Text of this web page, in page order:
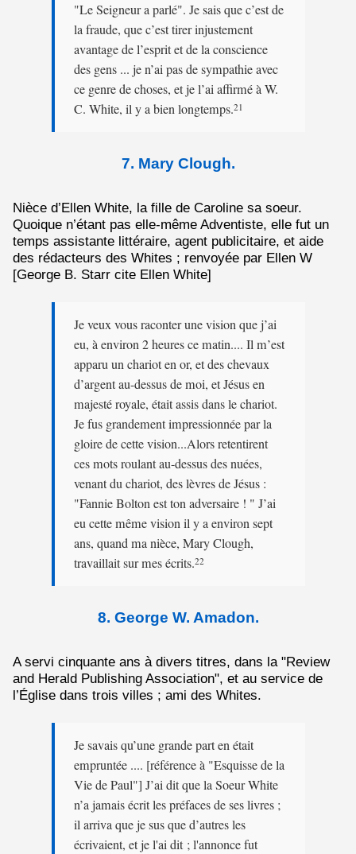
"Le Seigneur a parlé". Je sais que c’est de
la fraude, que c’est tirer injustement
avantage de l’esprit et de la conscience
des gens ... je n’ai pas de sympathie avec
ce genre de choses, et je l’ai affirmé à W.
C. White, il y a bien longtemps.21
7. Mary Clough.
Nièce d’Ellen White, la fille de Caroline sa soeur.
Quoique n’étant pas elle-même Adventiste, elle fut un
temps assistante littéraire, agent publicitaire, et aide
des rédacteurs des Whites ; renvoyée par Ellen W
[George B. Starr cite Ellen White]
Je veux vous raconter une vision que j’ai
eu, à environ 2 heures ce matin.... Il m’est
apparu un chariot en or, et des chevaux
d’argent au-dessus de moi, et Jésus en
majesté royale, était assis dans le chariot.
Je fus grandement impressionnée par la
gloire de cette vision...Alors retentirent
ces mots roulant au-dessus des nuées,
venant du chariot, des lèvres de Jésus :
"Fannie Bolton est ton adversaire ! " J’ai
eu cette même vision il y a environ sept
ans, quand ma nièce, Mary Clough,
travaillait sur mes écrits.22
8. George W. Amadon.
A servi cinquante ans à divers titres, dans la "Review
and Herald Publishing Association", et au service de
l’Église dans trois villes ; ami des Whites.
Je savais qu’une grande part en était
empruntée .... [référence à "Esquisse de la
Vie de Paul"] J’ai dit que la Soeur White
n’a jamais écrit les préfaces de ses livres ;
il arriva que je sus que d’autres les
écrivaient, et je l'ai dit ; l'annonce fut